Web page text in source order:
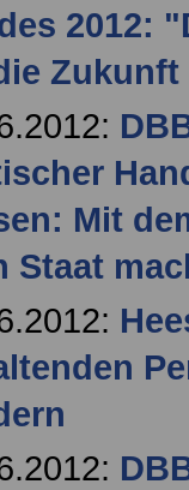
2012:
Mit
Staat